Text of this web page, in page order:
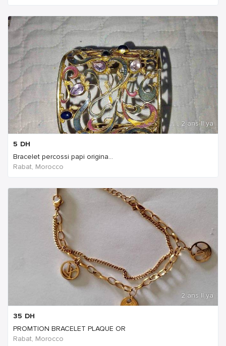
2 ans Il ya
5 DH
Bracelet percossi papi origina...
Rabat, Morocco
2 ans Il ya
35 DH
PROMTION BRACELET PLAQUE OR
Rabat, Morocco